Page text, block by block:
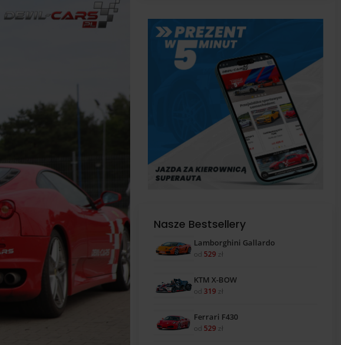
Nasze Bestsellery
Lamborghini Gallardo
od 529 zł
KTM X-BOW
od 319 zł
Ferrari F430
od 529 zł